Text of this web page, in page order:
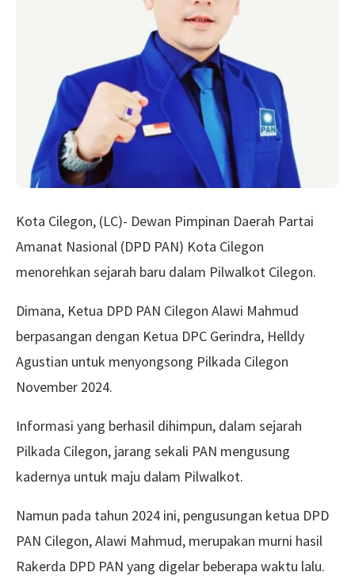
Kota Cilegon, (LC)- Dewan Pimpinan Daerah Partai
Amanat Nasional (DPD PAN) Kota Cilegon
menorehkan sejarah baru dalam Pilwalkot Cilegon.
Dimana, Ketua DPD PAN Cilegon Alawi Mahmud
berpasangan dengan Ketua DPC Gerindra, Helldy
Agustian untuk menyongsong Pilkada Cilegon
November 2024.
Informasi yang berhasil dihimpun, dalam sejarah
Pilkada Cilegon, jarang sekali PAN mengusung
kadernya untuk maju dalam Pilwalkot.
Namun pada tahun 2024 ini, pengusungan ketua DPD
PAN Cilegon, Alawi Mahmud, merupakan murni hasil
Rakerda DPD PAN yang digelar beberapa waktu lalu.